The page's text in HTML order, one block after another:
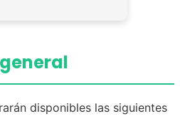
disponibles las siguientes